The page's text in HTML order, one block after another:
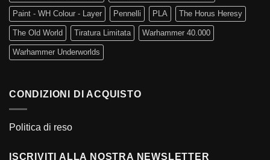
Paint - WH Colour - Layer Pennelli PLA The Horus Heresy
The Old World Tiratura Limitata Warhammer 40.000
Warhammer Underworlds
CONDIZIONI DI ACQUISTO
Politica di reso
ISCRIVITI ALLA NOSTRA NEWSLETTER